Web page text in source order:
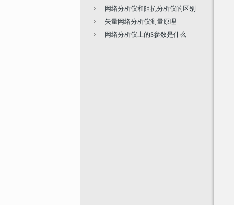
网络分析仪和阻抗分析仪的区别
矢量网络分析仪测量原理
网络分析仪上的S参数是什么